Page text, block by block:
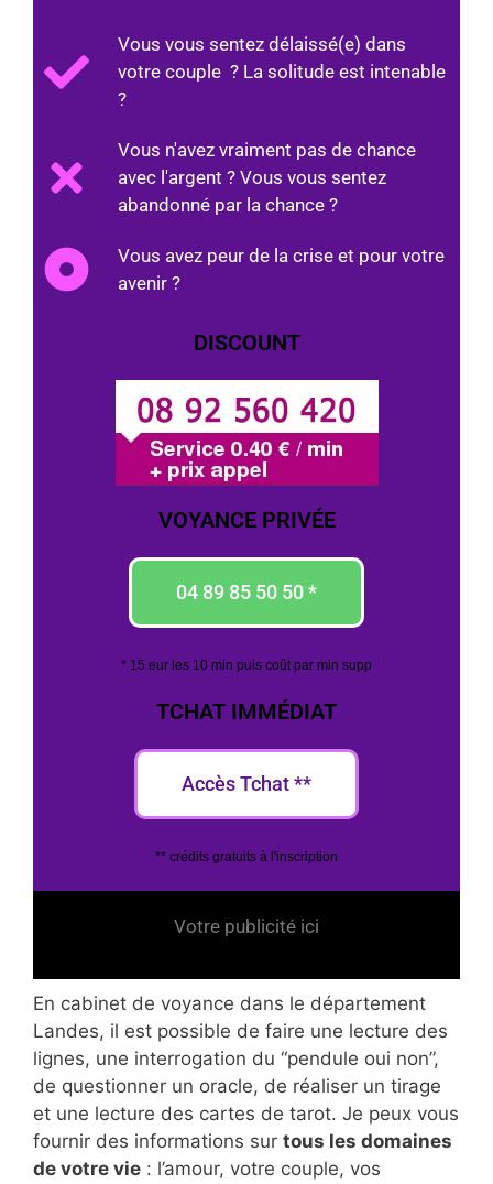
Vous vous sentez délaissé(e) dans
votre couple ? La solitude est intenable
?
Vous n'avez vraiment pas de chance
avec l'argent ? Vous vous sentez
abandonné par la chance ?
Vous avez peur de la crise et pour votre
avenir ?
DISCOUNT
VOYANCE PRIVÉE
04 89 85 50 50 *
* 15 eur les 10 min puis coût par min supp
TCHAT IMMÉDIAT
Accès Tchat **
** crédits gratuits à l'inscription
Votre publicité ici
En cabinet de voyance dans le département
Landes, il est possible de faire une lecture des
lignes, une interrogation du “pendule oui non”,
de questionner un oracle, de réaliser un tirage
et une lecture des cartes de tarot. Je peux vous
fournir des informations sur tous les domaines
de votre vie : l’amour, votre couple, vos